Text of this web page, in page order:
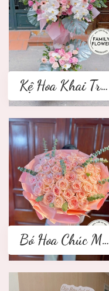
Kệ Hoa Khai Trương 2 tầng
Bó Hoa Chúc Mừng